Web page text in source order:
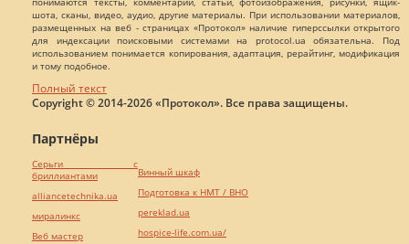
шота, сканы, видео, аудио, другие материалы. При использовании материалов,
размещенных на веб - страницах «Протокол» наличие гиперссылки открытого
для индексации поисковыми системами на protocol.ua обязательна. Под
использованием понимается копирования, адаптация, рерайтинг, модификация
и тому подобное.
Полный текст
Copyright © 2014-2026 «Протокол». Все права защищены.
Партнёры
Серьги с
бриллиантами
alliancetechnika.ua
миралинкс
Веб мастер
Винный шкаф
Подготовка к НМТ / ВНО
pereklad.ua
hospice-life.com.ua/